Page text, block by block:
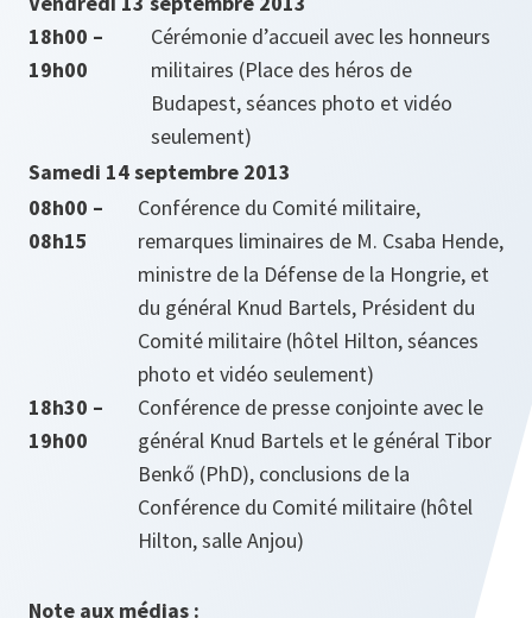
18h00 –
19h00
Cérémonie d’accueil avec les honneurs
militaires (Place des héros de
Budapest, séances photo et vidéo
seulement)
Samedi 14 septembre 2013
08h00 –
08h15
Conférence du Comité militaire,
remarques liminaires de M. Csaba Hende,
ministre de la Défense de la Hongrie, et
du général Knud Bartels, Président du
Comité militaire (hôtel Hilton, séances
photo et vidéo seulement)
18h30 –
19h00
Conférence de presse conjointe avec le
général Knud Bartels et le général Tibor
Benkő (PhD), conclusions de la
Conférence du Comité militaire (hôtel
Hilton, salle Anjou)
Note aux médias :